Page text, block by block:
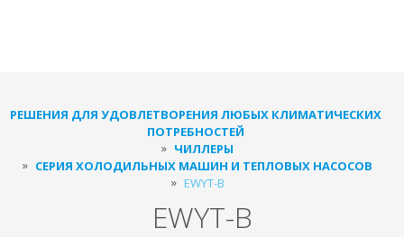
РЕШЕНИЯ ДЛЯ УДОВЛЕТВОРЕНИЯ ЛЮБЫХ КЛИМАТИЧЕСКИХ
ПОТРЕБНОСТЕЙ
ЧИЛЛЕРЫ
СЕРИЯ ХОЛОДИЛЬНЫХ МАШИН И ТЕПЛОВЫХ НАСОСОВ
EWYT-B
EWYT-B